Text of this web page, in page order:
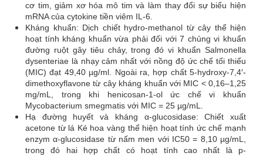
cơ tim, giảm xơ hóa mô tim và làm thay đổi sự biểu hiện
mRNA của cytokine tiền viêm IL-6.
Kháng khuẩn: Dịch chiết hydro-methanol từ cây thể hiện
hoạt tính kháng khuẩn vừa phải đối với 7 chủng vi khuẩn
đường ruột gây tiêu chảy, trong đó vi khuẩn Salmonella
dysenteriae là nhạy cảm nhất với nồng độ ức chế tối thiểu
(MIC) đạt 49,40 µg/ml. Ngoài ra, hợp chất 5-hydroxy-7,4′-
dimethoxyflavone từ cây kháng khuẩn với MIC < 0,16–1,25
mg/mL, trong khi henicosan-1-ol ức chế vi khuẩn
Mycobacterium smegmatis với MIC = 25 µg/mL.
Hạ đường huyết và kháng α-glucosidase: Chiết xuất
acetone từ lá Ké hoa vàng thể hiện hoạt tính ức chế mạnh
enzym α-glucosidase từ nấm men với IC50 = 8,10 µg/mL,
trong đó hai hợp chất có hoạt tính cao nhất là p-